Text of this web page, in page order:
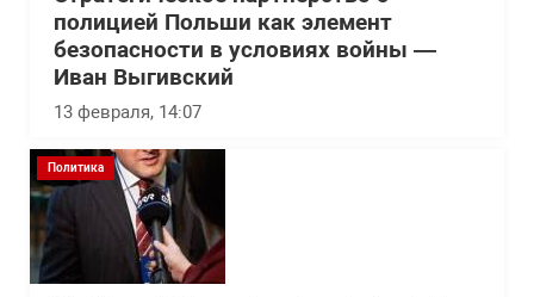
полицией Польши как элемент
безопасности в условиях войны —
Иван Выгивский
13 февраля, 14:07
Политика